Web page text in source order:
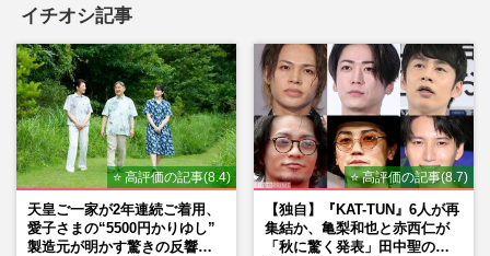
イチオシ記事
⭐ 高評価の記事(8.4)
天皇ご一家が2年連続ご着用、
愛子さまの“5500円かりゆし”
製造元が明かす驚きの反響
⭐ 高評価の記事(8.7)
【独自】『KAT-TUN』6人が再
集結か、亀梨和也と赤西仁が
「秋に驚く発表」田中聖の刑